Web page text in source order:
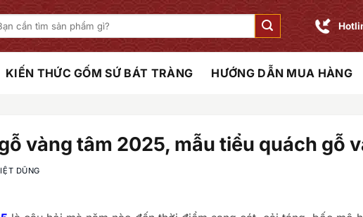
KIẾN THỨC GỐM SỨ BÁT TRÀNG HƯỚNG DẪN MUA HÀNG
vàng tâm 2025, mẫu tiểu quách gỗ
DŨNG